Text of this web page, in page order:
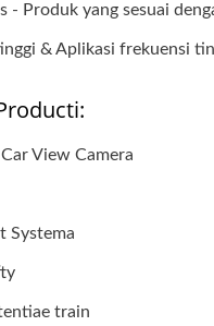
- Produk yang sesuai
& Aplikasi frekuensi
View Camera
Systema
train